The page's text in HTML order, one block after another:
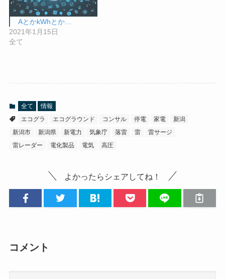
AとかkWhとか…
2021年1月15日
全て
全て
情報
エコグラ
エコグラウンド コンサル 停電 家電
新潟
新潟市
新潟県 新電力 気象庁 落雷 雷
雷サージ
雷レーダー
電化製品 電気 高圧
よかったらシェアしてね！
コメント